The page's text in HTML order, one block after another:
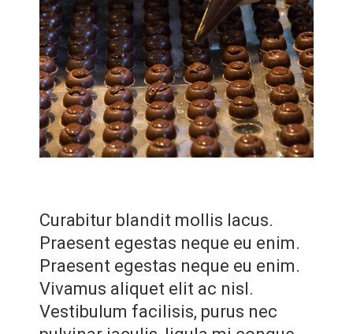
Curabitur blandit mollis lacus.
Praesent egestas neque eu enim.
Praesent egestas neque eu enim.
Vivamus aliquet elit ac nisl.
Vestibulum facilisis, purus nec